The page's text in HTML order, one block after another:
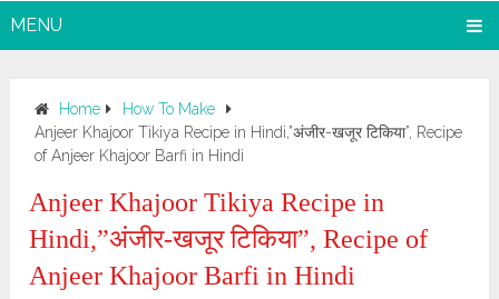
MENU
Home
How To Make
Anjeer Khajoor Tikiya Recipe in Hindi,”अंजीर-खजूर टिकिया”, Recipe
of Anjeer Khajoor Barfi in Hindi
Anjeer Khajoor Tikiya Recipe in
Hindi,”अंजीर-खजूर टिकिया”, Recipe of
Anjeer Khajoor Barfi in Hindi